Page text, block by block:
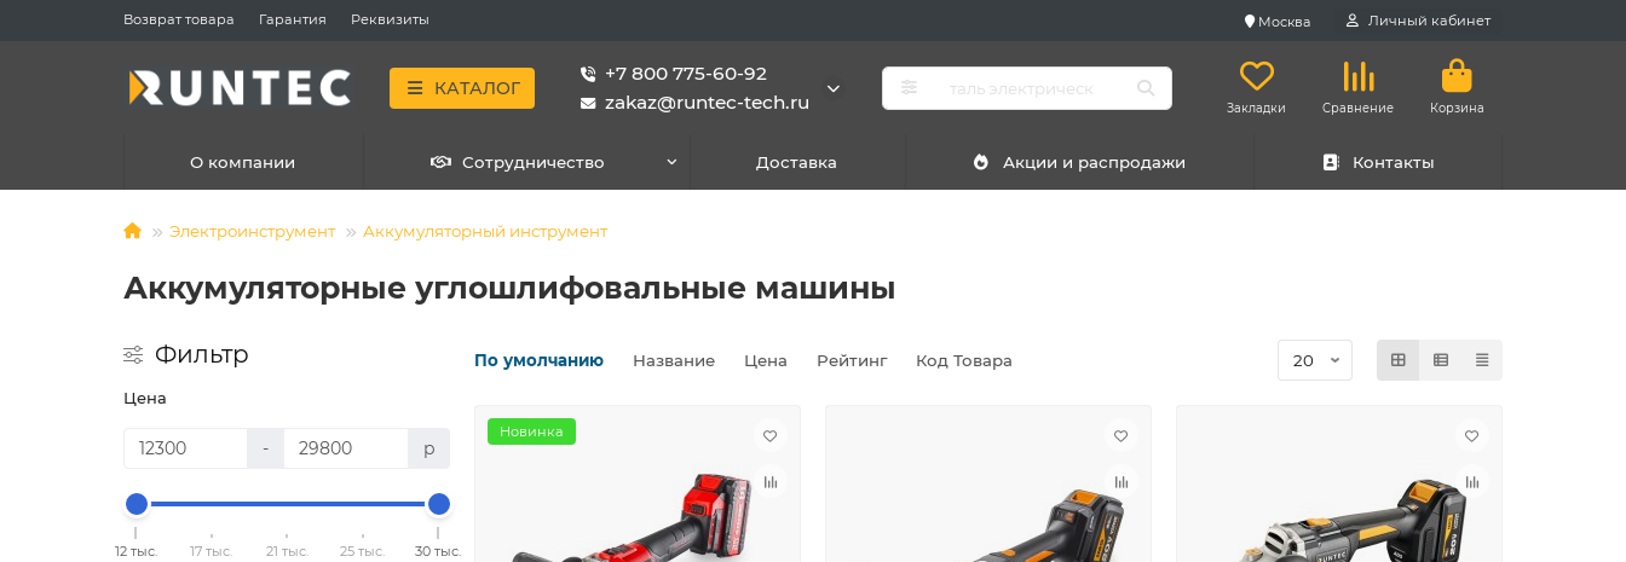
Возврат товара Гарантия Реквизиты Москва Личный кабинет
КАТАЛОГ
+7 800 775-60-92
zakaz@runtec-tech.ru
Закладки Сравнение Корзина
О компании Сотрудничество Доставка Акции и распродажи Контакты
Электроинструмент Аккумуляторный инструмент
Аккумуляторные углошлифовальные машины
Фильтр
Цена
- р
12 тыс. 17 тыс. 21 тыс. 25 тыс. 30 тыс.
По умолчанию Название Цена Рейтинг Код Товара
Новинка